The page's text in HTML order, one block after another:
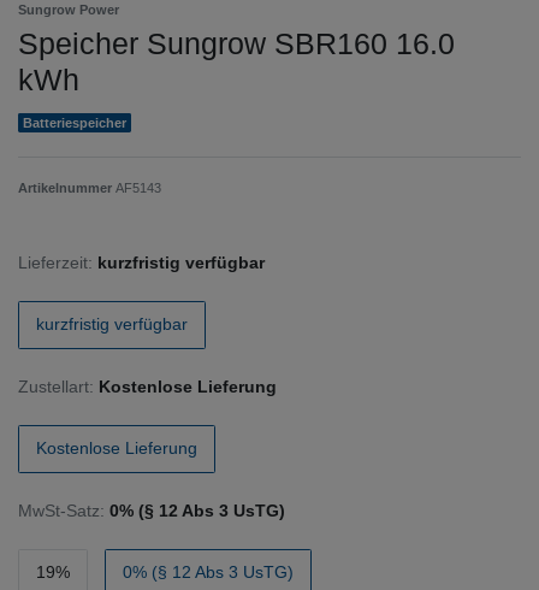
Sungrow Power
Speicher Sungrow SBR160 16.0
kWh
Batteriespeicher
Artikelnummer AF5143
Lieferzeit: kurzfristig verfügbar
kurzfristig verfügbar
Zustellart: Kostenlose Lieferung
Kostenlose Lieferung
MwSt-Satz: 0% (§ 12 Abs 3 UsTG)
19% 0% (§ 12 Abs 3 UsTG)